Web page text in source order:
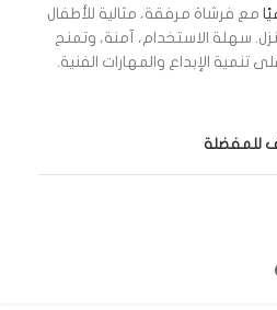
مع فرشاة مرفقة، مثالية للأطفال
سهلة الاستخدام، آمنة، وتمنح
الإبداع والمهارات الفنية.
للمفضلة